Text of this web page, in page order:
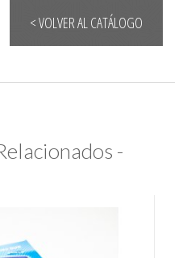
< VOLVER AL CATÁLOGO
-